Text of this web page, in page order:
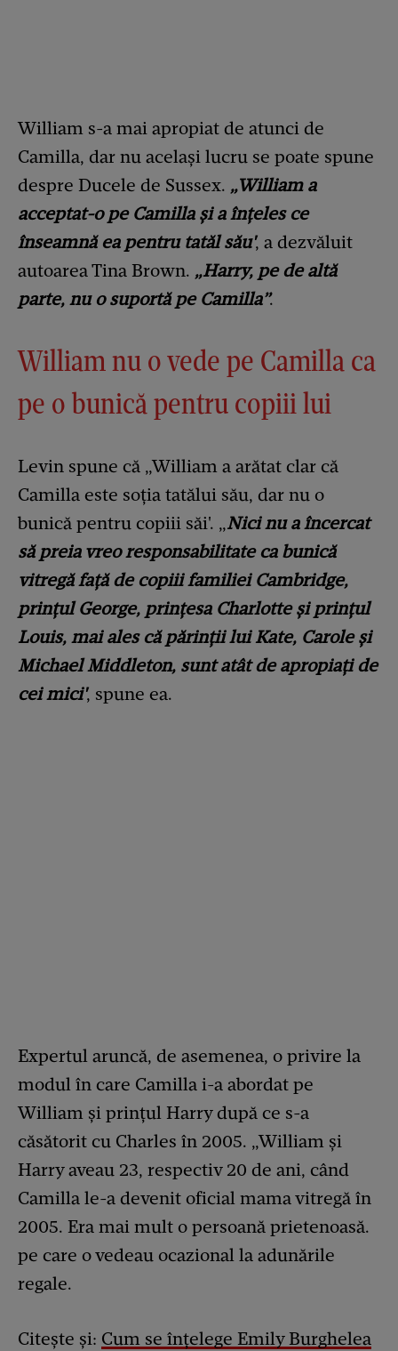
William s-a mai apropiat de atunci de
Camilla, dar nu același lucru se poate spune
despre Ducele de Sussex. „William a
acceptat-o ​​pe Camilla și a înțeles ce
înseamnă ea pentru tatăl său', a dezvăluit
autoarea Tina Brown. „Harry, pe de altă
parte, nu o suportă pe Camilla”.
William nu o vede pe Camilla ca
pe o bunică pentru copiii lui
Levin spune că „William a arătat clar că
Camilla este soția tatălui său, dar nu o
bunică pentru copiii săi'. „Nici nu a încercat
să preia vreo responsabilitate ca bunică
vitregă față de copiii familiei Cambridge,
prințul George, prințesa Charlotte și prințul
Louis, mai ales că părinții lui Kate, Carole și
Michael Middleton, sunt atât de apropiați de
cei mici', spune ea.
Expertul aruncă, de asemenea, o privire la
modul în care Camilla i-a abordat pe
William și prințul Harry după ce s-a
căsătorit cu Charles în 2005. „William și
Harry aveau 23, respectiv 20 de ani, când
Camilla le-a devenit oficial mama vitregă în
2005. Era mai mult o persoană prietenoasă.
pe care o vedeau ocazional la adunările
regale.
Citește și: Cum se înțelege Emily Burghelea